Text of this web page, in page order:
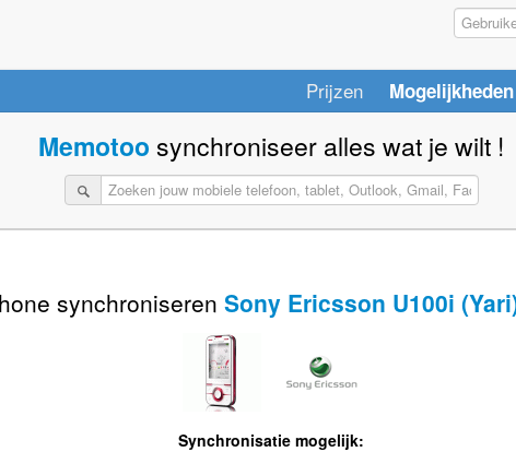
Prijzen Mogelijkheden
Memotoo synchroniseer alles wat je wilt !
synchroniseren Sony Ericsson U100i
Synchronisatie mogelijk: